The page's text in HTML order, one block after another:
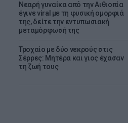
Νεαρή γυναίκα από την Αιθιοπία
έγινε viral με τη φυσική ομορφιά
της, δείτε την εντυπωσιακή
μεταμόρφωσή της
Τροχαίο με δύο νεκρούς στις
Σέρρες: Μητέρα και γιος έχασαν
τη ζωή τους